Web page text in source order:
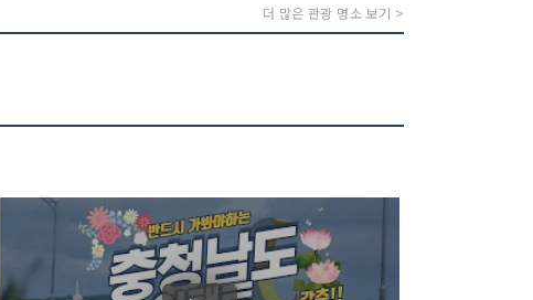
더 많은 관광 명소 보기 >